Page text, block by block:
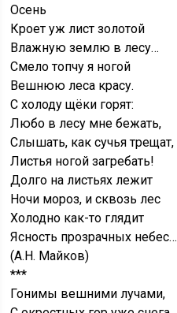
Осень
Кроет уж лист золотой
Влажную землю в лесу…
Смело топчу я ногой
Вешнюю леса красу.
С холоду щёки горят:
Любо в лесу мне бежать,
Слышать, как сучья трещат,
Листья ногой загребать!
Долго на листьях лежит
Ночи мороз, и сквозь лес
Холодно как-то глядит
Ясность прозрачных небес…
(А.Н. Майков)
***
Гонимы вешними лучами,